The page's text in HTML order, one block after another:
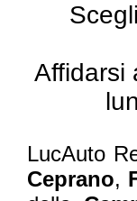
Affidarsi
LucAuto
Ceprano,